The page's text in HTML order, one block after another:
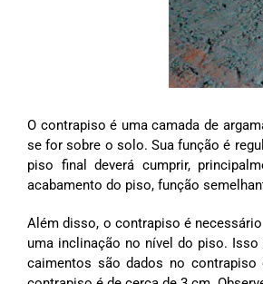
O contrapiso é uma camada de
se for sobre o solo. Sua função é
piso final deverá cumprir,
acabamento do piso, função
Além disso, o contrapiso é
uma inclinação no nível do piso.
caimentos são dados no